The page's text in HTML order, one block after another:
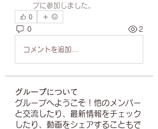
プに参加しました。
0
0 2
コメントを追加…
グループについて
グループへようこそ！他のメンバー
と交流したり、最新情報をチェック
したり、動画をシェアすることもで